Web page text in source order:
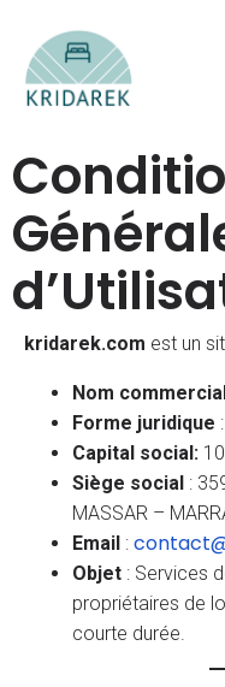
kridarek.com est un
Nom
Forme juridique
Capital social:
Siège social :
MASSAR –
Email :
Objet : Services
propriétaires de
courte durée.